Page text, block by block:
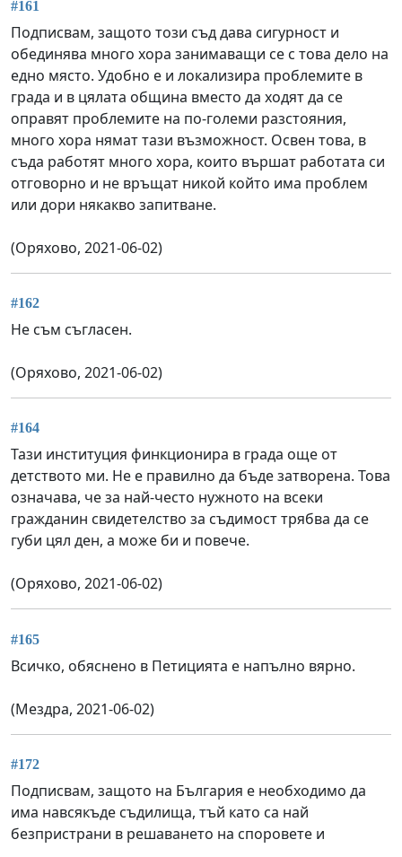
#161
Подписвам, защото този съд дава сигурност и
обединява много хора занимаващи се с това дело на
едно място. Удобно е и локализира проблемите в
града и в цялата община вместо да ходят да се
оправят проблемите на по-големи разстояния,
много хора нямат тази възможност. Освен това, в
съда работят много хора, които вършат работата си
отговорно и не връщат никой който има проблем
или дори някакво запитване.
(Оряхово, 2021-06-02)
#162
Не съм съгласен.
(Оряхово, 2021-06-02)
#164
Тази институция финкционира в града още от
детството ми. Не е правилно да бъде затворена. Това
означава, че за най-често нужното на всеки
гражданин свидетелство за съдимост трябва да се
губи цял ден, а може би и повече.
(Оряхово, 2021-06-02)
#165
Всичко, обяснено в Петицията е напълно вярно.
(Мездра, 2021-06-02)
#172
Подписвам, защото на България е необходимо да
има навсякъде съдилища, тъй като са най
безпристрани в решаването на споровете и